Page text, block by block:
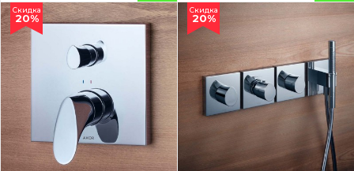
Скидка
20%
Скидка
20%